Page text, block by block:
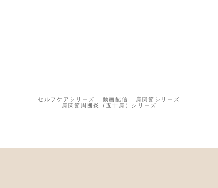
セルフケアシリーズ 動画配信
肩関節シリーズ
肩関節周囲炎（五十肩）シリーズ